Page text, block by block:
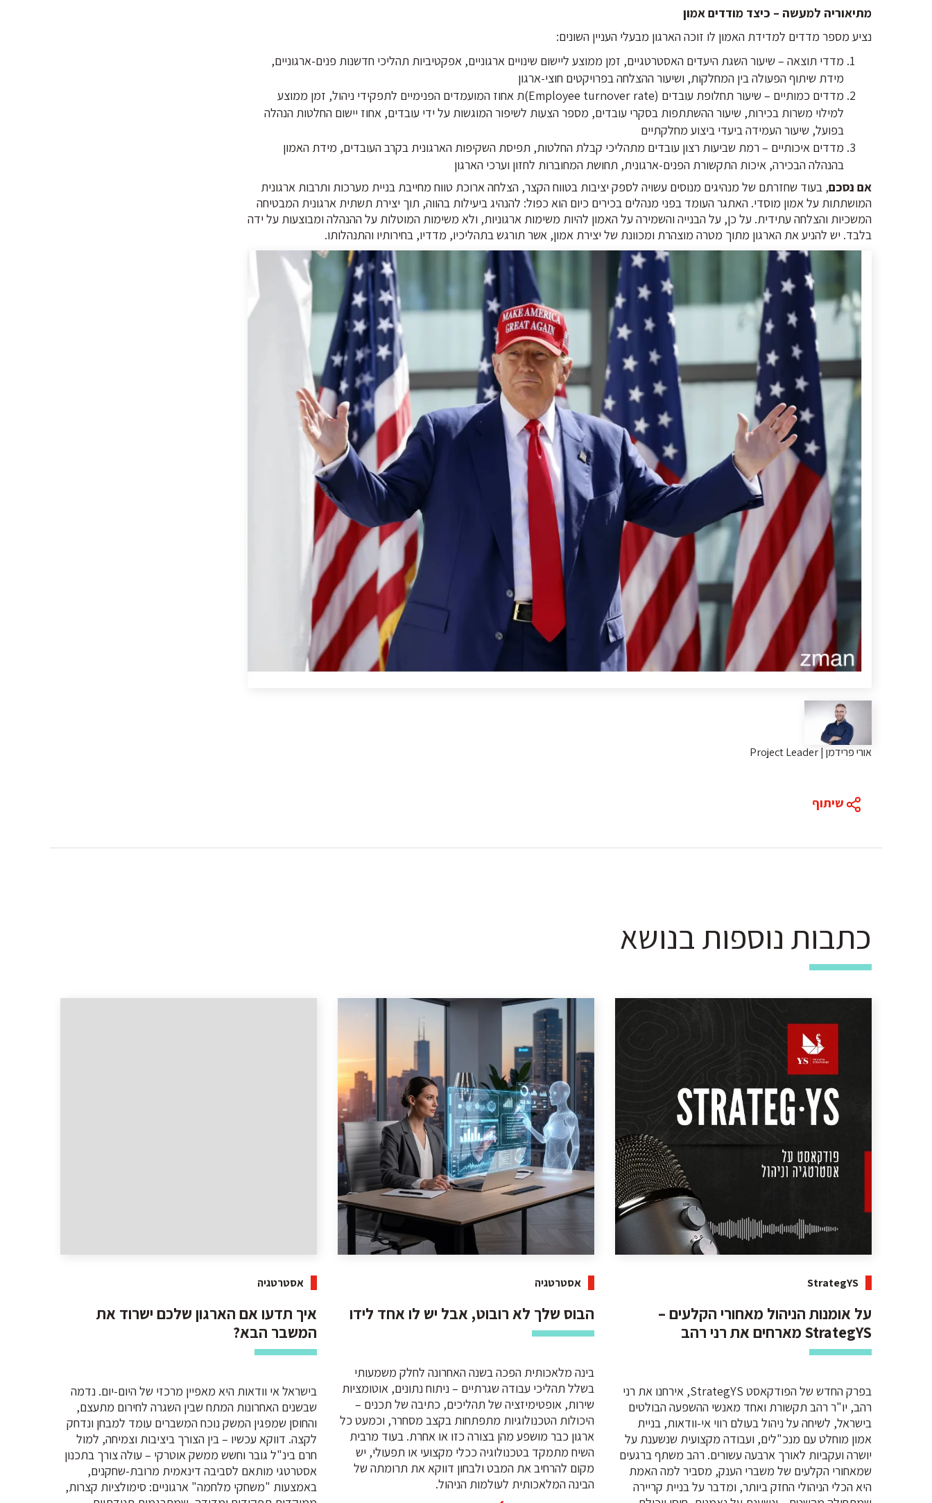
מתיאוריה למעשה – כיצד מודדים אמון
נציע מספר מדדים למדידת האמון לו זוכה הארגון מבעלי העניין השונים:
מדדי תוצאה – שיעור השגת היעדים האסטרטגיים, זמן ממוצע ליישום שינויים ארגוניים, אפקטיביות תהליכי חדשנות פנים-ארגוניים,
מידת שיתוף הפעולה בין המחלקות, ושיעור ההצלחה בפרויקטים חוצי-ארגון
מדדים כמותיים – שיעור תחלופת עובדים (Employee turnover rate)ת אחוז המועמדים הפנימיים לתפקידי ניהול, זמן ממוצע
למילוי משרות בכירות, שיעור ההשתתפות בסקרי עובדים, מספר הצעות לשיפור המוגשות על ידי עובדים, אחוז יישום החלטות הנהלה
בפועל, שיעור העמידה ביעדי ביצוע מחלקתיים
מדדים איכותיים – רמת שביעות רצון עובדים מתהליכי קבלת החלטות, תפיסת השקיפות הארגונית בקרב העובדים, מידת האמון
בהנהלה הבכירה, איכות התקשורת הפנים-ארגונית, תחושת המחוברות לחזון וערכי הארגון
אם נסכם, בעוד שחזרתם של מנהיגים מנוסים עשויה לספק יציבות בטווח הקצר, הצלחה ארוכת טווח מחייבת בניית מערכות ותרבות ארגונית
המושתתות על אמון מוסדי. האתגר העומד בפני מנהלים בכירים כיום הוא כפול: להנהיג ביעילות בהווה, תוך יצירת תשתית ארגונית המבטיחה
המשכיות והצלחה עתידית. על כן, על הבנייה והשמירה על האמון להיות משימות ארגוניות, ולא משימות המוטלות על ההנהלה ומבוצעות על ידה
בלבד. יש להניע את הארגון מתוך מטרה מוצהרת ומכוונת של יצירת אמון, אשר תורגש בתהליכיו, מדדיו, בחירותיו והתנהלותו.
אורי פרידמן | Project Leader
כתבות נוספות בנושא
StrategYS
על אומנות הניהול מאחורי הקלעים –
StrategYS מארחים את רני רהב
בפרק החדש של הפודקאסט StrategYS, אירחנו את רני
רהב, יו"ר רהב תקשורת ואחד מאנשי ההשפעה הבולטים
בישראל, לשיחה על ניהול בעולם רווי אי-וודאות, בניית
אמון מוחלט עם מנכ"לים, ועבודה מקצועית שנשענת על
יושרה ועקביות לאורך ארבעה עשורים. רהב משתף ברגעים
שמאחורי הקלעים של משברי הענק, מסביר למה האמת
היא הכלי הניהולי החזק ביותר, ומדבר על בניית קריירה
אסטרטגיה
הבוס שלך לא רובוט, אבל יש לו אחד לידו
בינה מלאכותית הפכה בשנה האחרונה לחלק משמעותי
בשלל תהליכי עבודה שגרתיים – ניתוח נתונים, אוטומציות
שירות, אופטימיזציה של תהליכים, כתיבה של תכנים –
היכולות הטכנולוגיות מתפתחות בקצב מסחרר, וכמעט כל
ארגון כבר מושפע מהן בצורה כזו או אחרת. בעוד מרבית
השיח מתמקד בטכנולוגיה ככלי מקצועי או תפעולי, יש
מקום להרחיב את המבט ולבחון דווקא את תרומתה של
הבינה המלאכותית לעולמות הניהול.
אסטרטגיה
איך תדעו אם הארגון שלכם ישרוד את
המשבר הבא?
בישראל אי וודאות היא מאפיין מרכזי של היום-יום. נדמה
שבשנים האחרונות המתח שבין השגרה לחירום מתעצם,
והחוסן שמפגין המשק נוכח המשברים עומד למבחן ונדחק
לקצה. דווקא עכשיו – בין הצורך ביציבות וצמיחה, למול
חרם בינ"ל גובר וחשש ממשק אוטרקי – עולה צורך בתכנון
אסטרטגי מותאם לסביבה דינאמית מרובת-שחקנים,
באמצעות "משחקי מלחמה" ארגוניים: סימולציות קצרות,